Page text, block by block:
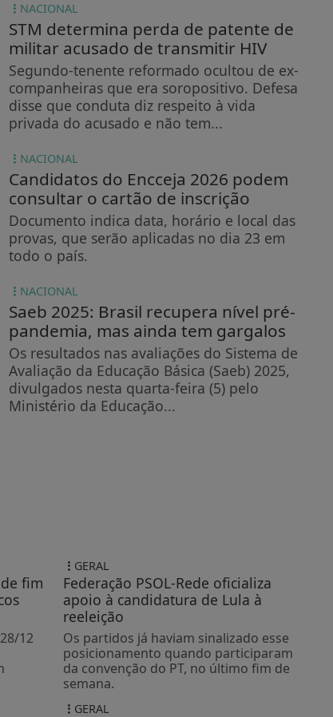
NACIONAL
STM determina perda de patente de
militar acusado de transmitir HIV
Segundo-tenente reformado ocultou de ex-
companheiras que era soropositivo. Defesa
disse que conduta diz respeito à vida
privada do acusado e não tem...
NACIONAL
Candidatos do Encceja 2026 podem
consultar o cartão de inscrição
Documento indica data, horário e local das
provas, que serão aplicadas no dia 23 em
todo o país.
NACIONAL
Saeb 2025: Brasil recupera nível pré-
pandemia, mas ainda tem gargalos
Os resultados nas avaliações do Sistema de
Avaliação da Educação Básica (Saeb) 2025,
divulgados nesta quarta-feira (5) pelo
Ministério da Educação...
fim
12
GERAL
Federação PSOL-Rede oficializa
apoio à candidatura de Lula à
reeleição
Os partidos já haviam sinalizado esse
posicionamento quando participaram
da convenção do PT, no último fim de
semana.
GERAL